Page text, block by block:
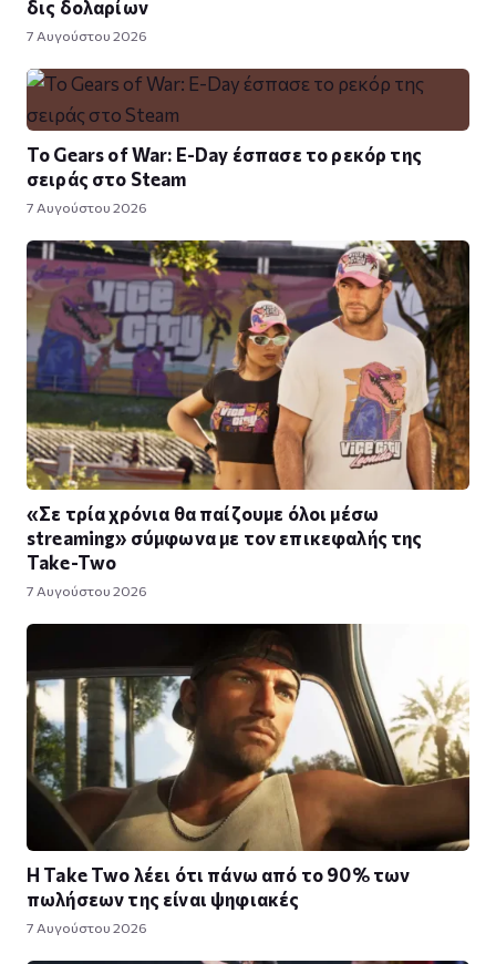
δις δολαρίων
7 Αυγούστου 2026
Το Gears of War: E-Day έσπασε το ρεκόρ της
σειράς στο Steam
7 Αυγούστου 2026
«Σε τρία χρόνια θα παίζουμε όλοι μέσω
streaming» σύμφωνα με τον επικεφαλής της
Take-Two
7 Αυγούστου 2026
Η Take Twο λέει ότι πάνω από το 90% των
πωλήσεων της είναι ψηφιακές
7 Αυγούστου 2026